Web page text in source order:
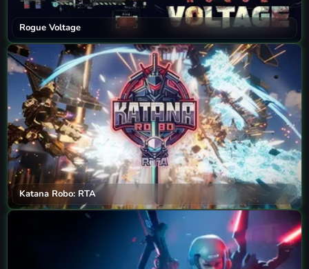
Rogue Voltage
Katana Robo: RTA